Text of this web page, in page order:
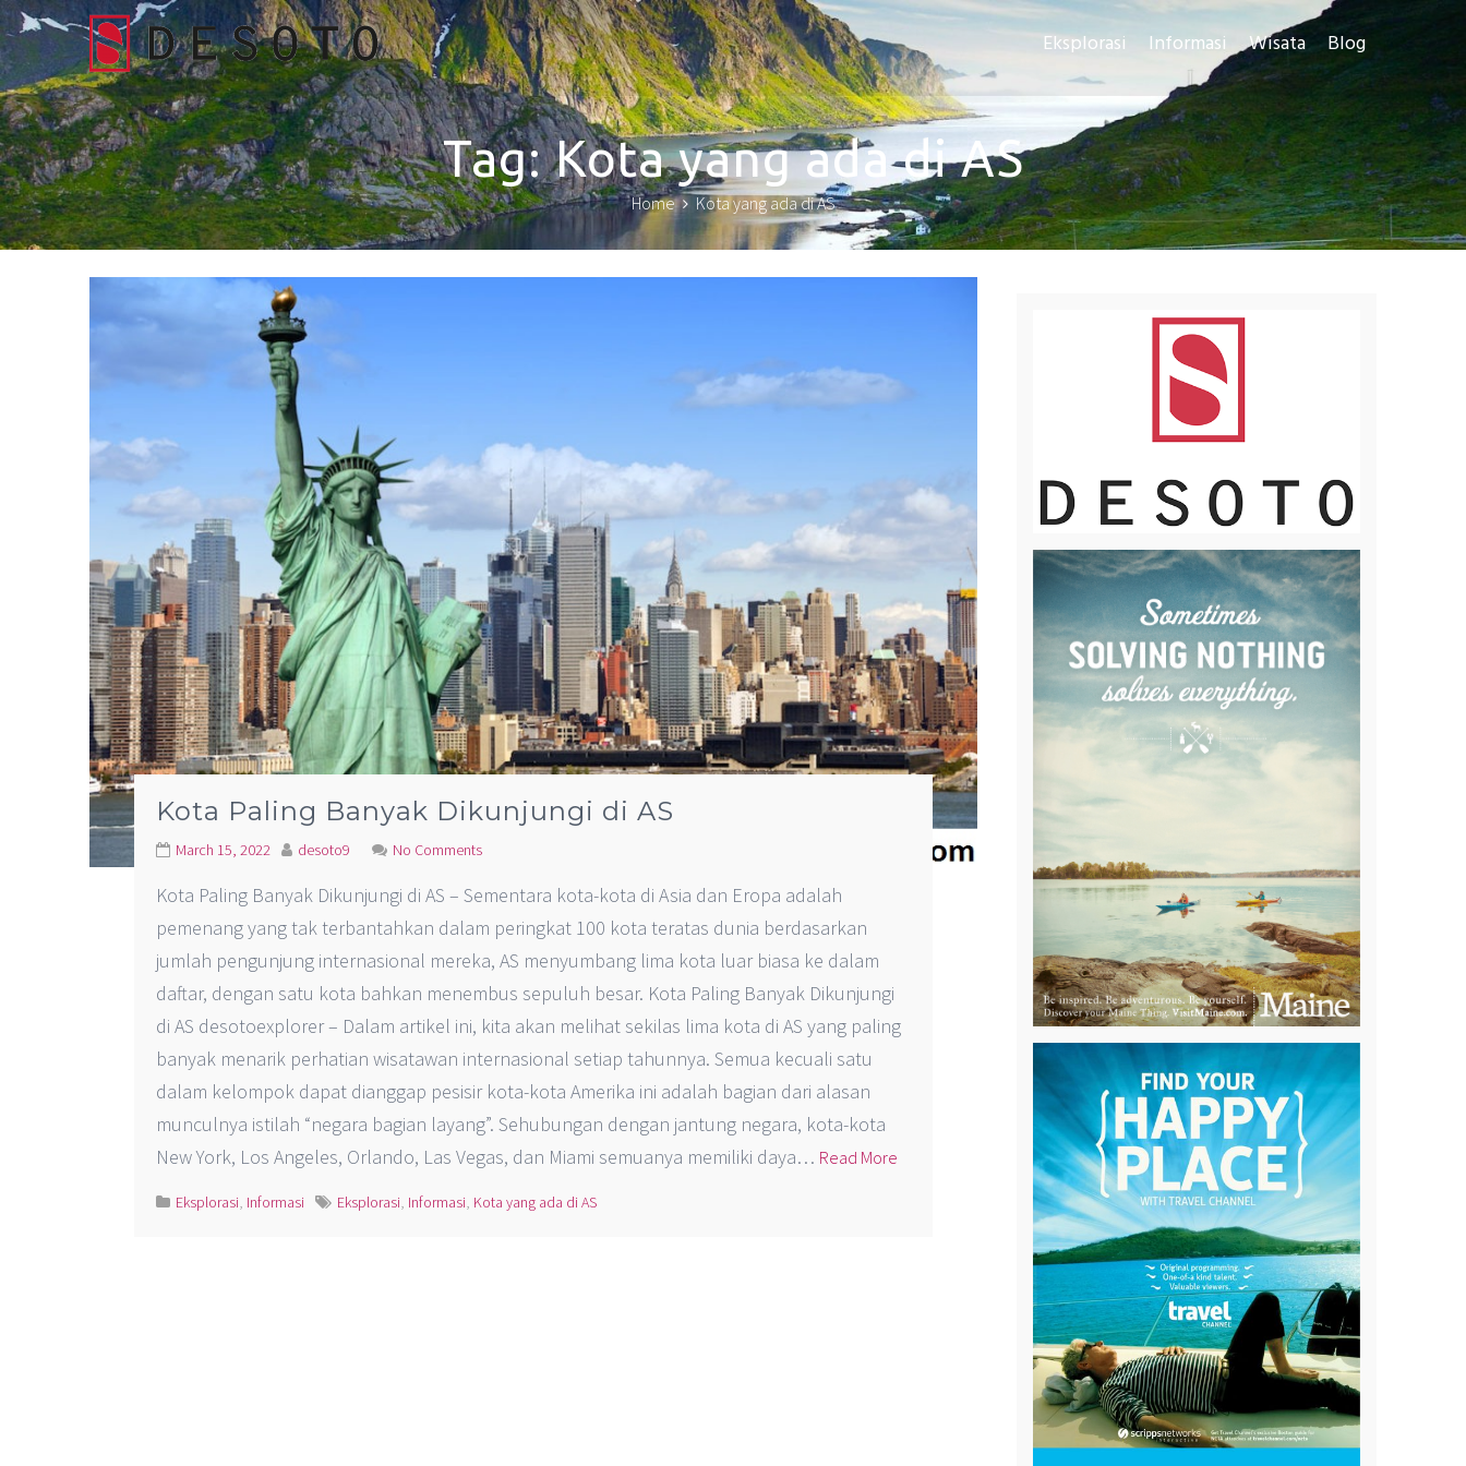
Desoto Explorer
Eksplorasi Informasi Wisata Blog
Tag:Kota yang ada di AS
Home Kota yang ada di AS
Kota Paling Banyak Dikunjungi di AS
March 15, 2022 desoto9 No Comments
Kota Paling Banyak Dikunjungi di AS – Sementara kota-kota di Asia dan Eropa adalah
pemenang yang tak terbantahkan dalam peringkat 100 kota teratas dunia berdasarkan
jumlah pengunjung internasional mereka, AS menyumbang lima kota luar biasa ke dalam
daftar, dengan satu kota bahkan menembus sepuluh besar. Kota Paling Banyak Dikunjungi
di AS desotoexplorer – Dalam artikel ini, kita akan melihat sekilas lima kota di AS yang paling
banyak menarik perhatian wisatawan internasional setiap tahunnya. Semua kecuali satu
dalam kelompok dapat dianggap pesisir kota-kota Amerika ini adalah bagian dari alasan
munculnya istilah “negara bagian layang”. Sehubungan dengan jantung negara, kota-kota
New York, Los Angeles, Orlando, Las Vegas, dan Miami semuanya memiliki daya… Read More
Eksplorasi, Informasi Eksplorasi, Informasi, Kota yang ada di AS